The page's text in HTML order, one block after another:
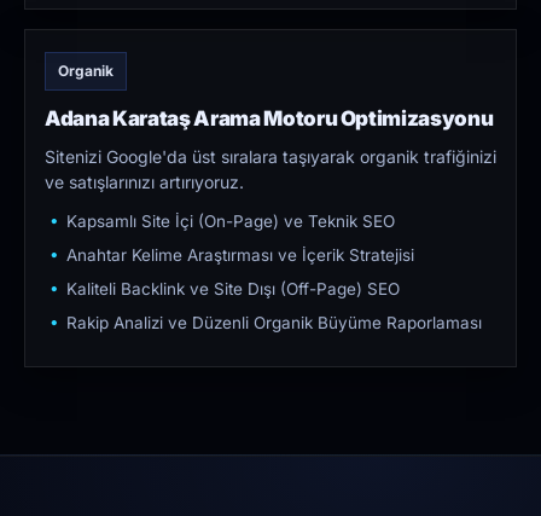
Organik
Adana Karataş Arama Motoru Optimizasyonu
Sitenizi Google'da üst sıralara taşıyarak organik trafiğinizi
ve satışlarınızı artırıyoruz.
Kapsamlı Site İçi (On-Page) ve Teknik SEO
Anahtar Kelime Araştırması ve İçerik Stratejisi
Kaliteli Backlink ve Site Dışı (Off-Page) SEO
Rakip Analizi ve Düzenli Organik Büyüme Raporlaması